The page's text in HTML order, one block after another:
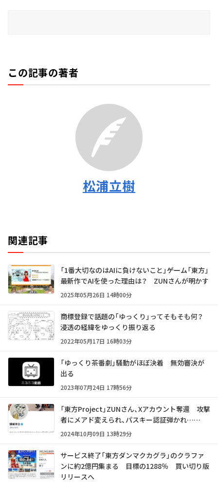
この記事の著者
松浦立樹
関連記事
「1番大切なのはAIに負けないこと」――ゲーム「東方」
最新作でAIを使った理由は？ ZUNさんが明かす
2025年05月26日 14時00分
商標登録で話題の「ゆっくり」ってそもそも何？
浸透の経緯をゆっくり振り返る
2022年05月17日 16時03分
「ゆっくり茶番劇」騒動がほぼ決着 無効審決が
出る
2023年07月24日 17時56分
「東方Project」ZUNさん、Xアカウント奪還 攻撃
者にメアド変えられ、パスキー認証弾かれ……
2024年10月09日 13時29分
サービス終了「東方ダンマクカグラ」のクラファ
ンに約2億円集まる 目標の1288％ 買い切り版
リリースへ